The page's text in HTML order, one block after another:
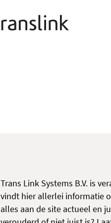
Trans Link Systems B.V. is
vindt hier allerlei informatie
alles aan de site actueel en